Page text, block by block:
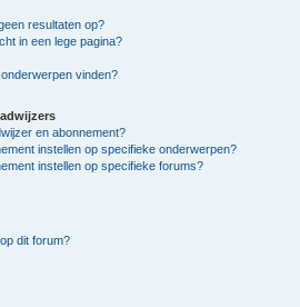
resultaten op?
in een lege pagina?
vinden?
en abonnement?
instellen op specifieke onderwerpen?
instellen op specifieke forums?
dit forum?